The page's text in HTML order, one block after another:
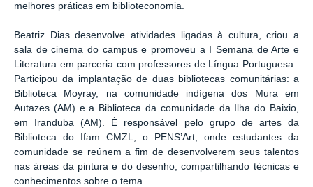
melhores práticas em biblioteconomia.
Beatriz Dias desenvolve atividades ligadas à cultura, criou a
sala de cinema do campus e promoveu a I Semana de Arte e
Literatura em parceria com professores de Língua Portuguesa.
Participou da implantação de duas bibliotecas comunitárias: a
Biblioteca Moyray, na comunidade indígena dos Mura em
Autazes (AM) e a Biblioteca da comunidade da Ilha do Baixio,
em Iranduba (AM). É responsável pelo grupo de artes da
Biblioteca do Ifam CMZL, o PENS’Art, onde estudantes da
comunidade se reúnem a fim de desenvolverem seus talentos
nas áreas da pintura e do desenho, compartilhando técnicas e
conhecimentos sobre o tema.